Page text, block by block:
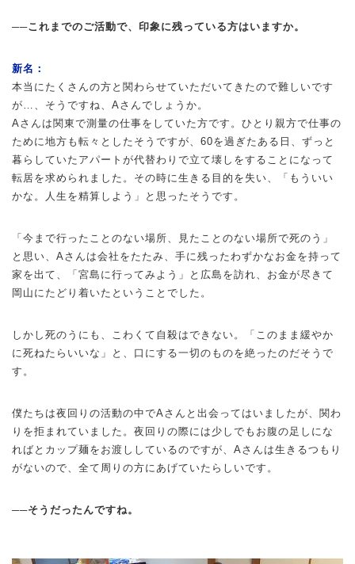
──これまでのご活動で、印象に残っている方はいますか。
新名：
本当にたくさんの方と関わらせていただいてきたので難しいです
が…、そうですね、Aさんでしょうか。
Aさんは関東で測量の仕事をしていた方です。ひとり親方で仕事の
ために地方も転々としたそうですが、60を過ぎたある日、ずっと
暮らしていたアパートが代替わりで立て壊しをすることになって
転居を求められました。その時に生きる目的を失い、「もういい
かな。人生を精算しよう」と思ったそうです。
「今まで行ったことのない場所、見たことのない場所で死のう」
と思い、Aさんは会社をたたみ、手に残ったわずかなお金を持って
家を出て、「宮島に行ってみよう」と広島を訪れ、お金が尽きて
岡山にたどり着いたということでした。
しかし死のうにも、こわくて自殺はできない。「このまま緩やか
に死ねたらいいな」と、口にする一切のものを絶ったのだそうで
す。
僕たちは夜回りの活動の中でAさんと出会ってはいましたが、関わ
りを拒まれていました。夜回りの際には少しでもお腹の足しにな
ればとカップ麺をお渡ししているのですが、Aさんは生きるつもり
がないので、全て周りの方にあげていたらしいです。
──そうだったんですね。